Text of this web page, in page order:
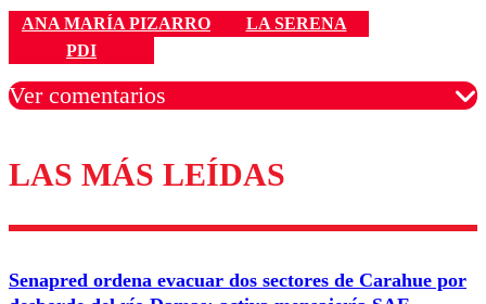
ANA MARÍA PIZARRO
LA SERENA
PDI
Ver comentarios
Los comentarios son moderados para garantizar un
diálogo respetuoso.
Correo
LAS MÁS LEÍDAS
Senapred ordena evacuar dos sectores de Carahue por